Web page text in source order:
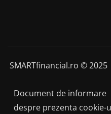
SMARTfinancial.ro © 2025
Document de informare
despre prezenta cookie-